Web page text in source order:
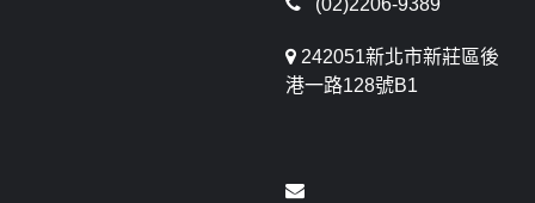
(02)2206-9389
242051新北市新莊區後
港一路128號B1